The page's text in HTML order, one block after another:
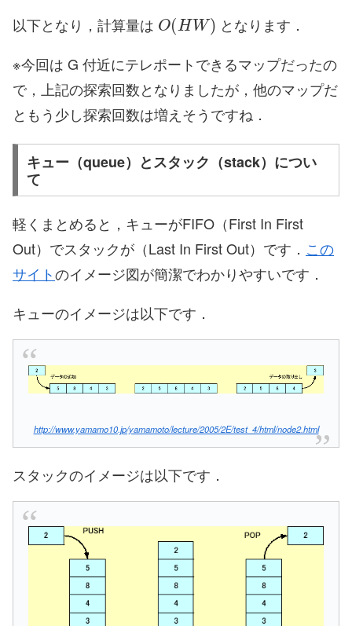
以下となり，計算量は O ( HW)
となります．
※今回は G 付近にテレポートできるマップだったの
で，上記の探索回数となりましたが，他のマップだ
ともう少し探索回数は増えそうですね．
キュー（queue）とスタック（stack）につい
て
軽くまとめると，キューがFIFO（First In First
Out）でスタックが（Last In First Out）です． この
サイトのイメージ図が簡潔でわかりやすいです．
キューのイメージは以下です．
http://www.yamamo10.jp/yamamoto/lecture/2005/2E/test_4/html/node2.html
スタックのイメージは以下です．